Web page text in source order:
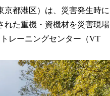
！
数
を
都港区）は、災害発生時に
れた重機・資機材を災害現場
レーニングセンター（VT